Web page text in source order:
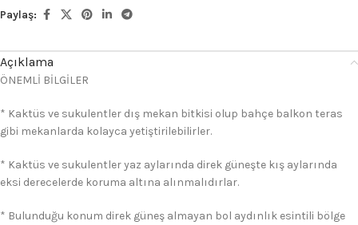
Paylaş:
Açıklama
ÖNEMLİ BİLGİLER
* Kaktüs ve sukulentler dış mekan bitkisi olup bahçe balkon teras
gibi mekanlarda kolayca yetiştirilebilirler.
* Kaktüs ve sukulentler yaz aylarında direk güneşte kış aylarında
eksi derecelerde koruma altına alınmalıdırlar.
* Bulunduğu konum direk güneş almayan bol aydınlık esintili bölge